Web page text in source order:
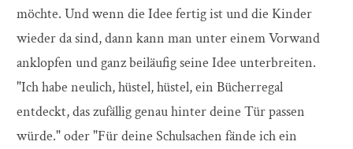
möchte. Und wenn die Idee fertig ist und die Kinder
wieder da sind, dann kann man unter einem Vorwand
anklopfen und ganz beiläufig seine Idee unterbreiten.
"Ich habe neulich, hüstel, hüstel, ein Bücherregal
entdeckt, das zufällig genau hinter deine Tür passen
würde." oder "Für deine Schulsachen fände ich ein